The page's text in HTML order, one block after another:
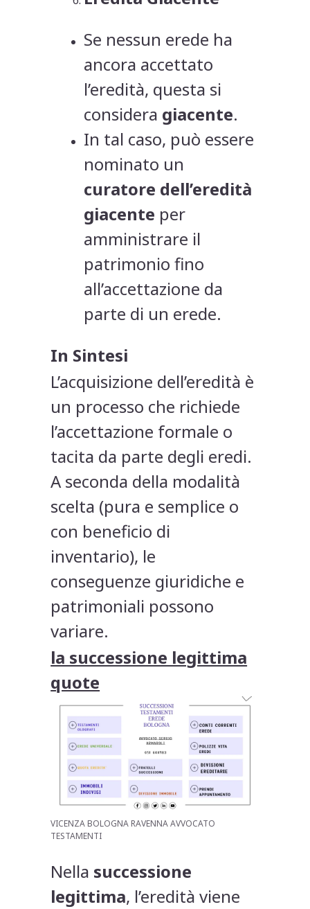
Se nessun erede ha
ancora accettato
l’eredità, questa si
considera giacente.
In tal caso, può essere
nominato un
curatore dell’eredità
giacente per
amministrare il
patrimonio fino
all’accettazione da
parte di un erede.
In Sintesi
L’acquisizione dell’eredità è
un processo che richiede
l’accettazione formale o
tacita da parte degli eredi.
A seconda della modalità
scelta (pura e semplice o
con beneficio di
inventario), le
conseguenze giuridiche e
patrimoniali possono
variare.
la successione legittima
quote
VICENZA BOLOGNA RAVENNA AVVOCATO
TESTAMENTI
Nella successione
legittima, l’eredità viene